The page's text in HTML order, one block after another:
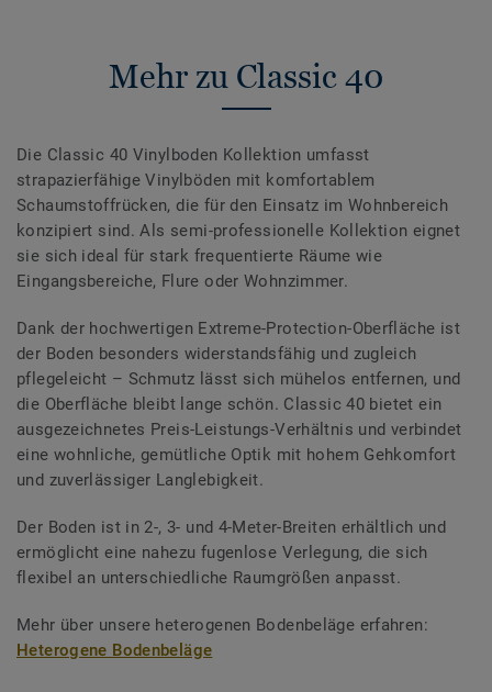
Mehr zu Classic 40
Die Classic 40 Vinylboden Kollektion umfasst
strapazierfähige Vinylböden mit komfortablem
Schaumstoffrücken, die für den Einsatz im Wohnbereich
konzipiert sind. Als semi-professionelle Kollektion eignet
sie sich ideal für stark frequentierte Räume wie
Eingangsbereiche, Flure oder Wohnzimmer.
Dank der hochwertigen Extreme-Protection-Oberfläche ist
der Boden besonders widerstandsfähig und zugleich
pflegeleicht – Schmutz lässt sich mühelos entfernen, und
die Oberfläche bleibt lange schön. Classic 40 bietet ein
ausgezeichnetes Preis-Leistungs-Verhältnis und verbindet
eine wohnliche, gemütliche Optik mit hohem Gehkomfort
und zuverlässiger Langlebigkeit.
Der Boden ist in 2-, 3- und 4-Meter-Breiten erhältlich und
ermöglicht eine nahezu fugenlose Verlegung, die sich
flexibel an unterschiedliche Raumgrößen anpasst.
Mehr über unsere heterogenen Bodenbeläge erfahren:
Heterogene Bodenbeläge